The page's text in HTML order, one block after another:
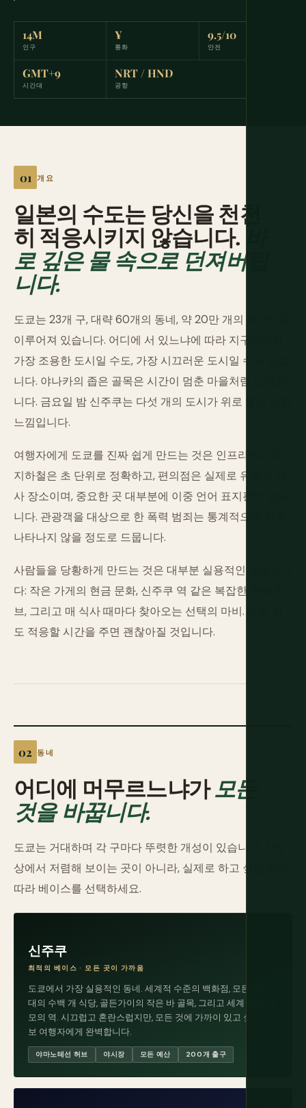
14M
인구
¥
통화
9.5/10
안전
GMT+9
시간대
NRT / HND
공항
개요
일본의 수도는 당신을 천천
히 적응시키지 않습니다.
로 깊은 물 속으로 던져버립
니다.
도쿄는 23개 구, 대략 60개의 동네, 약 20만 개의 식당으로
이루어져 있습니다. 어디에 서 있느냐에 따라 지구상에서
가장 조용한 도시일 수도, 가장 시끄러운 도시일 수도 있습
니다. 야나카의 좁은 골목은 시간이 멈춘 마을처럼 느껴집
니다. 금요일 밤 신주쿠는 다섯 개의 도시가 위로 쌓인 듯한
느낌입니다.
여행자에게 도쿄를 진짜 쉽게 만드는 것은 인프라입니다.
지하철은 초 단위로 정확하고, 편의점은 실제로 유용한 식
사 장소이며, 중요한 곳 대부분에 이중 언어 표지판이 있습
니다. 관광객을 대상으로 한 폭력 범죄는 통계적으로 거의
나타나지 않을 정도로 드뭅니다.
사람들을 당황하게 만드는 것은 대부분 실용적인 부분입니
다: 작은 가게의 현금 문화, 신주쿠 역 같은 복잡한 환승 허
브, 그리고 매 식사 때마다 찾아오는 선택의 마비. 하루 정
도 적응할 시간을 주면 괜찮아질 것입니다.
동네
어디에 머무르느냐가모든
것을 바꿉니다.
도쿄는 거대하며 각 구마다 뚜렷한 개성이 있습니다. 지도
상에서 저렴해 보이는 곳이 아니라, 실제로 하고 싶은 일에
따라 베이스를 선택하세요.
신주쿠
최적의 베이스 · 모든 곳이 가까움
도쿄에서 가장 실용적인 동네. 세계적 수준의 백화점, 모든 예산
대의 수백 개 식당, 골든가이의 작은 바 골목, 그리고 세계 최대 규
모의 역. 시끄럽고 혼란스럽지만, 모든 것에 가까이 있고 싶은 초
보 여행자에게 완벽합니다.
야마노테선 허브 야시장 모든 예산 200개 출구